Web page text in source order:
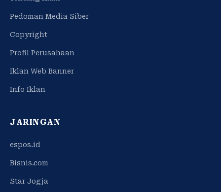
Pedoman Media Siber
Copyright
Profil Perusahaan
Iklan Web Banner
Info Iklan
JARINGAN
espos.id
Bisnis.com
Star Jogja